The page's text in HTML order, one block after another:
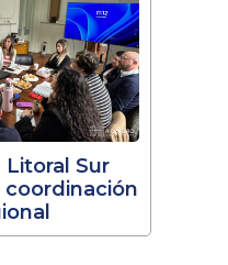
Litoral Sur